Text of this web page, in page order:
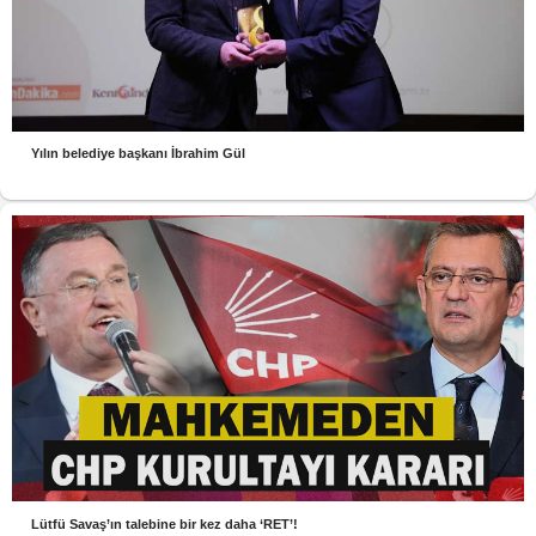
Yılın belediye başkanı İbrahim Gül
Lütfü Savaş’ın talebine bir kez daha ‘RET’!